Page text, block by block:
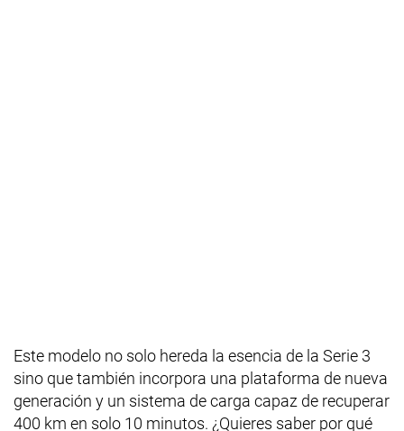
Este modelo no solo hereda la esencia de la Serie 3
sino que también incorpora una plataforma de nueva
generación y un sistema de carga capaz de recuperar
400 km en solo 10 minutos. ¿Quieres saber por qué